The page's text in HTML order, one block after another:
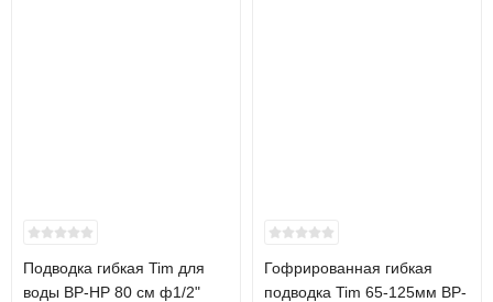
Подводка гибкая Tim для
воды ВР-НР 80 см ф1/2"
Гофрированная гибкая
подводка Tim 65-125мм ВР-